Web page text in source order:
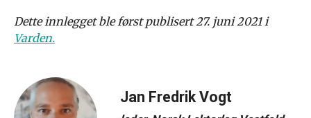
Jan Fredrik Vogt
Dette innlegget ble først publisert 27. juni 2021 i
Varden.